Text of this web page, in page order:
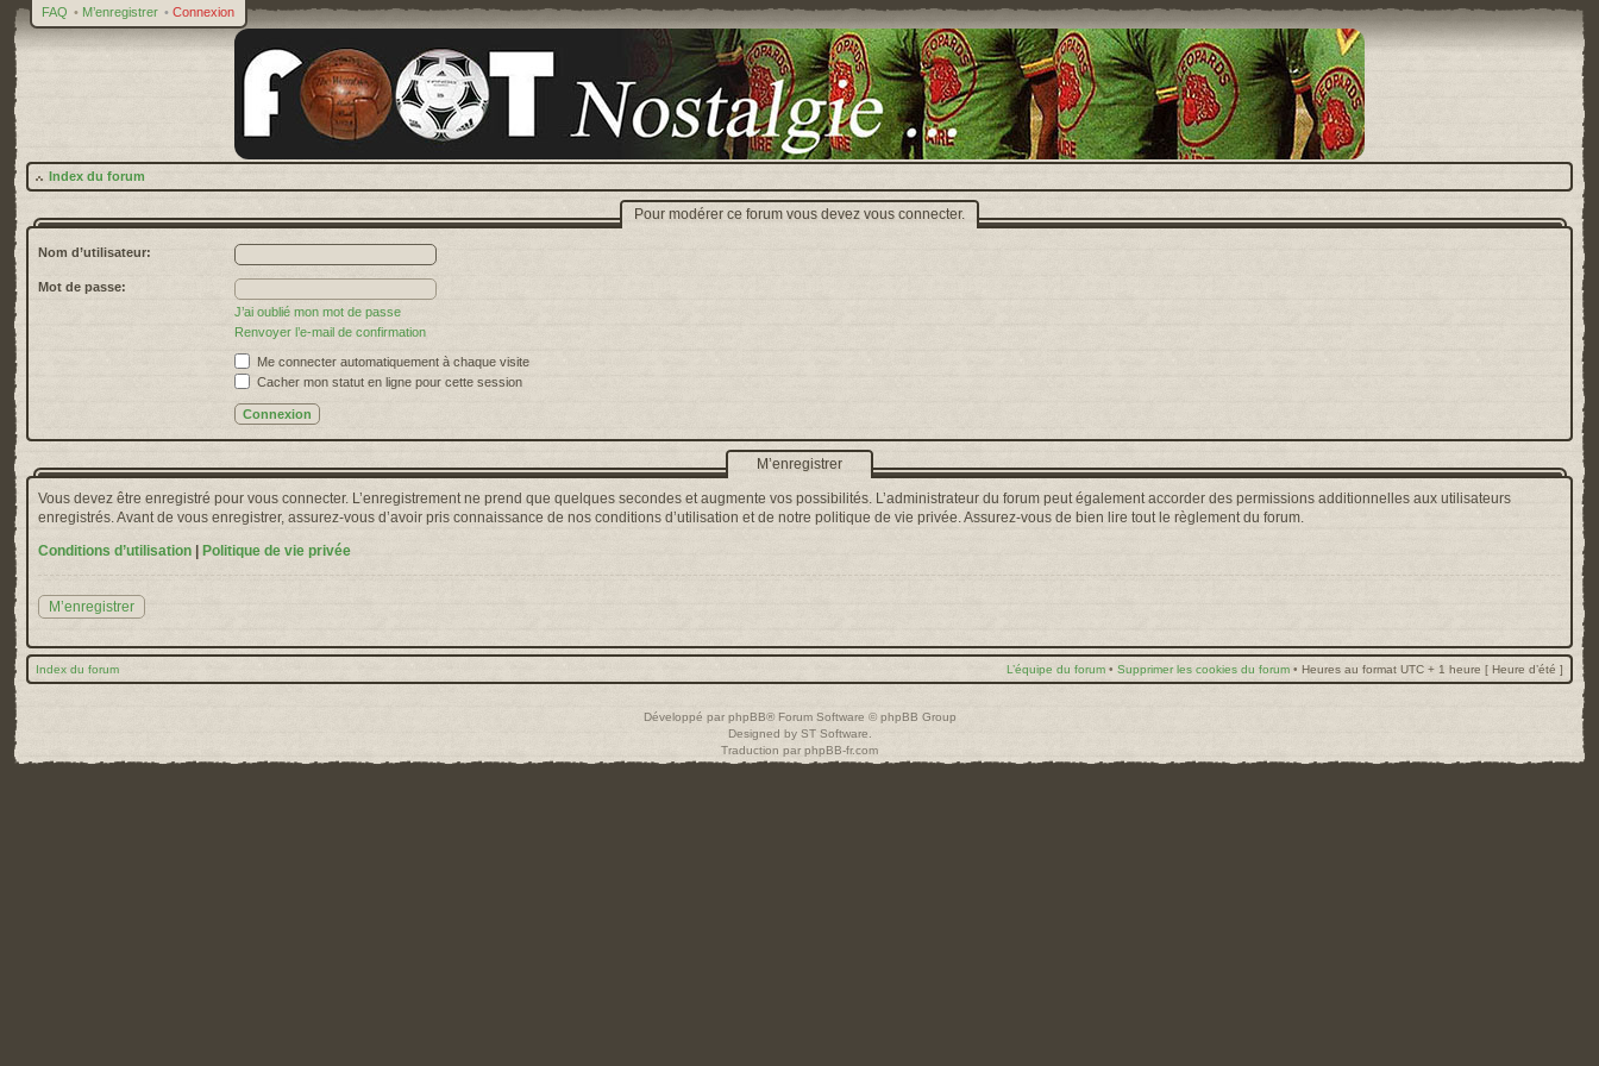
FAQ • M’enregistrer • Connexion
Index du forum
Pour modérer ce forum vous devez vous connecter.
Nom d’utilisateur:
Mot de passe:
J’ai oublié mon mot de passe
Renvoyer l’e-mail de confirmation
Me connecter automatiquement à chaque visite
Cacher mon statut en ligne pour cette session
M’enregistrer
Vous devez être enregistré pour vous connecter. L’enregistrement ne prend que quelques secondes et augmente vos possibilités. L’administrateur du forum peut également accorder des permissions additionnelles aux utilisateurs
enregistrés. Avant de vous enregistrer, assurez-vous d’avoir pris connaissance de nos conditions d’utilisation et de notre politique de vie privée. Assurez-vous de bien lire tout le règlement du forum.
Conditions d’utilisation
Politique de vie privée
M’enregistrer
Index du forum L’équipe du forum • Supprimer les cookies du forum • Heures au format UTC + 1 heure [ Heure d’été ]
Développé par phpBB® Forum Software © phpBB Group
Designed by ST Software
Traduction par phpBB-fr.com